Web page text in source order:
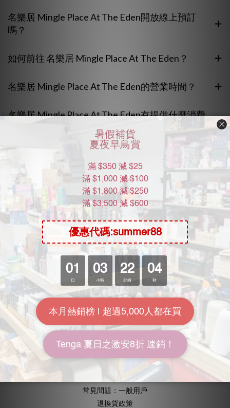
名樂居 Mingle Place At The Eden開放線上預訂
嗎？
如何前往 名樂居 Mingle Place At The Eden？
名樂居 Mingle Place At The Eden的營業時間？
名樂居 Mingle Place At The Eden有提供什麼消費
Moon River Mall
關於我們
加入我們
批發查詢
KOL計劃
常用資訊
送貨包裝
送貨方式
常見問題：一般用戶
退換貨政策